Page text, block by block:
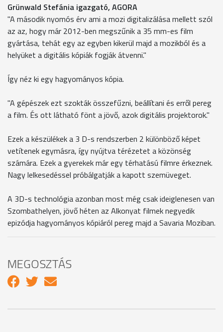
Grünwald Stefánia igazgató, AGORA
"A második nyomós érv ami a mozi digitalizálása mellett szól
az az, hogy már 2012-ben megszűnik a 35 mm-es film
gyártása, tehát egy az egyben kikerül majd a mozikból és a
helyüket a digitális kópiák fogják átvenni."
Így néz ki egy hagyományos kópia.
"A gépészek ezt szokták összefűzni, beállítani és erről pereg
a film. És ott látható fönt a jövő, azok digitális projektorok."
Ezek a készülékek a 3 D-s rendszerben 2 különböző képet
vetítenek egymásra, így nyújtva térézetet a közönség
számára. Ezek a gyerekek már egy térhatású filmre érkeznek.
Nagy lelkesedéssel próbálgatják a kapott szemüveget.
A 3D-s technológia azonban most még csak ideiglenesen van
Szombathelyen, jövő héten az Alkonyat filmek negyedik
epizódja hagyományos kópiáról pereg majd a Savaria Moziban.
MEGOSZTÁS